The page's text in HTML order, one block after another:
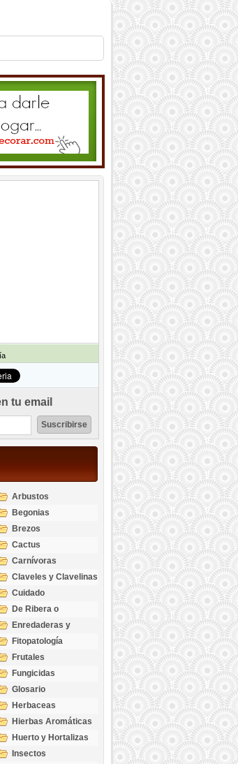
tu email
Arbustos
Begonias
Brezos
Cactus
Carnívoras
Claveles y Clavelinas
Cuidado
De Ribera o
Palustres
Enredaderas y
cubresuelos
Fitopatología
Frutales
Fungicidas
Glosario
Herbaceas
Hierbas Aromáticas
Huerto y Hortalizas
Insectos